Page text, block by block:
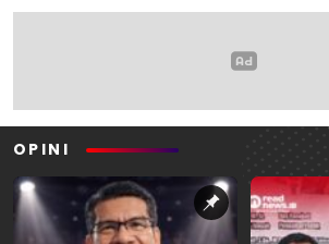
OPINI